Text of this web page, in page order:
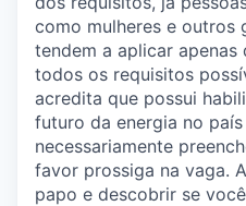
como mulheres e outros
tendem a aplicar apenas
todos os requisitos
acredita que possui
futuro da energia no
necessariamente
favor prossiga na vaga.
papo e descobrir se